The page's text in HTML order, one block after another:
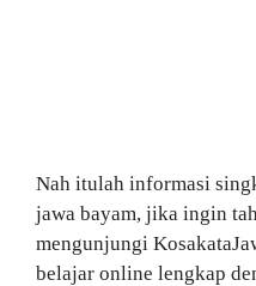
Nah itulah informasi
jawa bayam, jika ingin
mengunjungi
belajar online lengkap